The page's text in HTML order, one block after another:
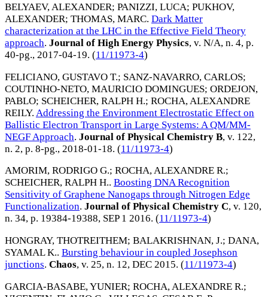
BELYAEV, ALEXANDER; PANIZZI, LUCA; PUKHOV,
ALEXANDER; THOMAS, MARC. Dark Matter
characterization at the LHC in the Effective Field Theory
approach. Journal of High Energy Physics, v. N/A, n. 4, p.
40-pg., 2017-04-19. (11/11973-4)
FELICIANO, GUSTAVO T.; SANZ-NAVARRO, CARLOS;
COUTINHO-NETO, MAURICIO DOMINGUES; ORDEJON,
PABLO; SCHEICHER, RALPH H.; ROCHA, ALEXANDRE
REILY. Addressing the Environment Electrostatic Effect on
Ballistic Electron Transport in Large Systems: A QM/MM-
NEGF Approach. Journal of Physical Chemistry B, v. 122,
n. 2, p. 8-pg., 2018-01-18. (11/11973-4)
AMORIM, RODRIGO G.; ROCHA, ALEXANDRE R.;
SCHEICHER, RALPH H.. Boosting DNA Recognition
Sensitivity of Graphene Nanogaps through Nitrogen Edge
Functionalization. Journal of Physical Chemistry C, v. 120,
n. 34, p. 19384-19388, SEP 1 2016. (11/11973-4)
HONGRAY, THOTREITHEM; BALAKRISHNAN, J.; DANA,
SYAMAL K.. Bursting behaviour in coupled Josephson
junctions. Chaos, v. 25, n. 12, DEC 2015. (11/11973-4)
GARCIA-BASABE, YUNIER; ROCHA, ALEXANDRE R.;